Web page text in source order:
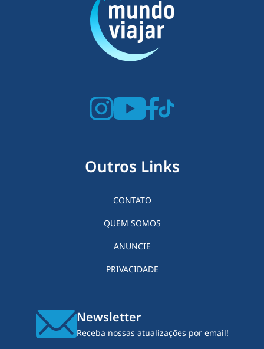
Outros Links
CONTATO
QUEM SOMOS
ANUNCIE
PRIVACIDADE
Newsletter
Receba nossas atualizações por email!